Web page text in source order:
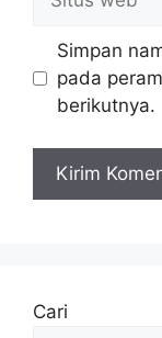
web
Simpan
pada
berikutnya.
Cari